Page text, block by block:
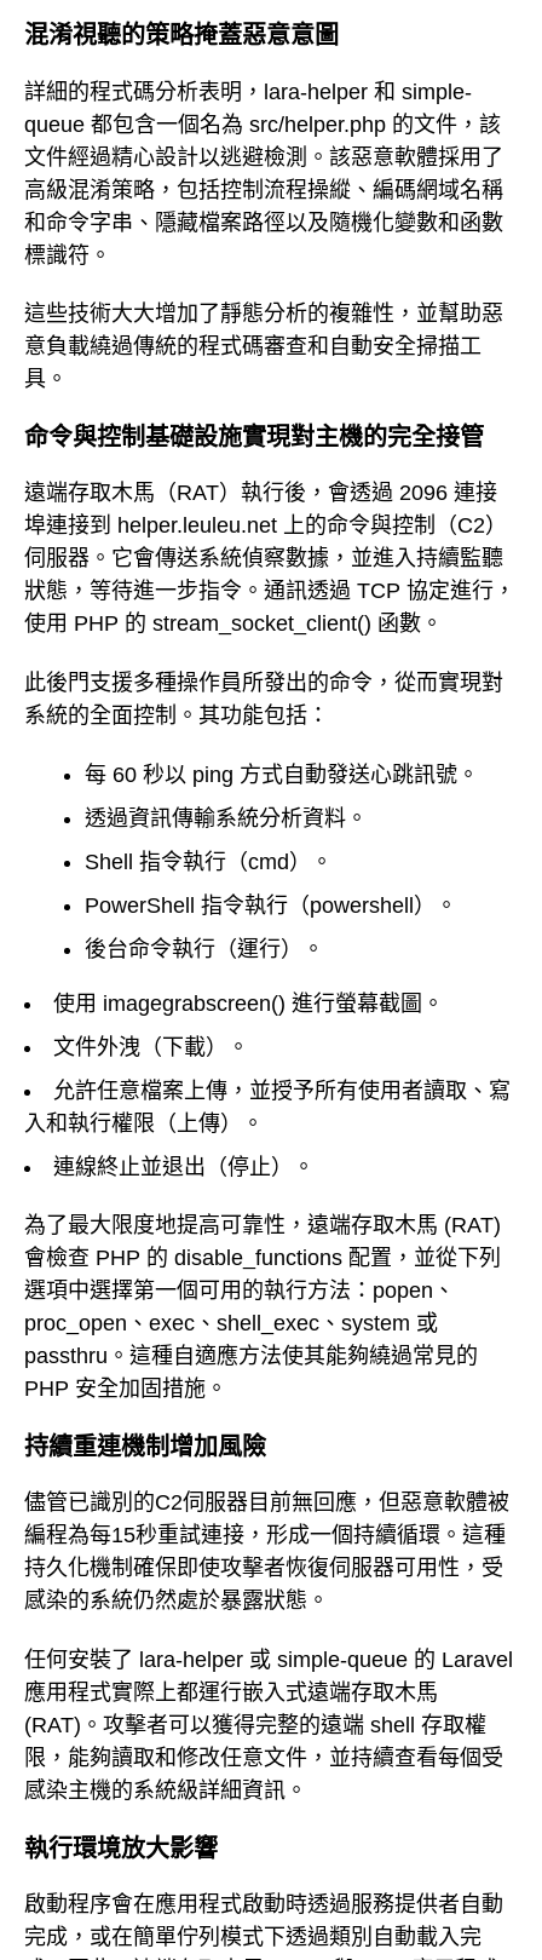
混淆視聽的策略掩蓋惡意意圖
詳細的程式碼分析表明，lara-helper 和 simple-
queue 都包含一個名為 src/helper.php 的文件，該
文件經過精心設計以逃避檢測。該惡意軟體採用了
高級混淆策略，包括控制流程操縱、編碼網域名稱
和命令字串、隱藏檔案路徑以及隨機化變數和函數
標識符。
這些技術大大增加了靜態分析的複雜性，並幫助惡
意負載繞過傳統的程式碼審查和自動安全掃描工
具。
命令與控制基礎設施實現對主機的完全接管
遠端存取木馬（RAT）執行後，會透過 2096 連接
埠連接到 helper.leuleu.net 上的命令與控制（C2）
伺服器。它會傳送系統偵察數據，並進入持續監聽
狀態，等待進一步指令。通訊透過 TCP 協定進行，
使用 PHP 的 stream_socket_client() 函數。
此後門支援多種操作員所發出的命令，從而實現對
系統的全面控制。其功能包括：
每 60 秒以 ping 方式自動發送心跳訊號。
透過資訊傳輸系統分析資料。
Shell 指令執行（cmd）。
PowerShell 指令執行（powershell）。
後台命令執行（運行）。
使用 imagegrabscreen() 進行螢幕截圖。
文件外洩（下載）。
允許任意檔案上傳，並授予所有使用者讀取、寫
入和執行權限（上傳）。
連線終止並退出（停止）。
為了最大限度地提高可靠性，遠端存取木馬 (RAT)
會檢查 PHP 的 disable_functions 配置，並從下列
選項中選擇第一個可用的執行方法：popen、
proc_open、exec、shell_exec、system 或
passthru。這種自適應方法使其能夠繞過常見的
PHP 安全加固措施。
持續重連機制增加風險
儘管已識別的C2伺服器目前無回應，但惡意軟體被
編程為每15秒重試連接，形成一個持續循環。這種
持久化機制確保即使攻擊者恢復伺服器可用性，受
感染的系統仍然處於暴露狀態。
任何安裝了 lara-helper 或 simple-queue 的 Laravel
應用程式實際上都運行嵌入式遠端存取木馬
(RAT)。攻擊者可以獲得完整的遠端 shell 存取權
限，能夠讀取和修改任意文件，並持續查看每個受
感染主機的系統級詳細資訊。
執行環境放大影響
啟動程序會在應用程式啟動時透過服務提供者自動
完成，或在簡單佇列模式下透過類別自動載入完